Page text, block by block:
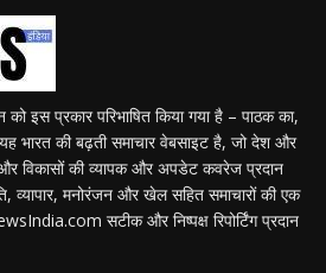
इस प्रकार परिभाषित किया गया है – पाठक का,
भारत की बढ़ती समाचार वेबसाइट है, जो देश और
विकासों की व्यापक और अपडेट कवरेज प्रदान
व्यापार, मनोरंजन और खेल सहित समाचारों की एक
सटीक और निष्पक्ष रिपोर्टिंग प्रदान